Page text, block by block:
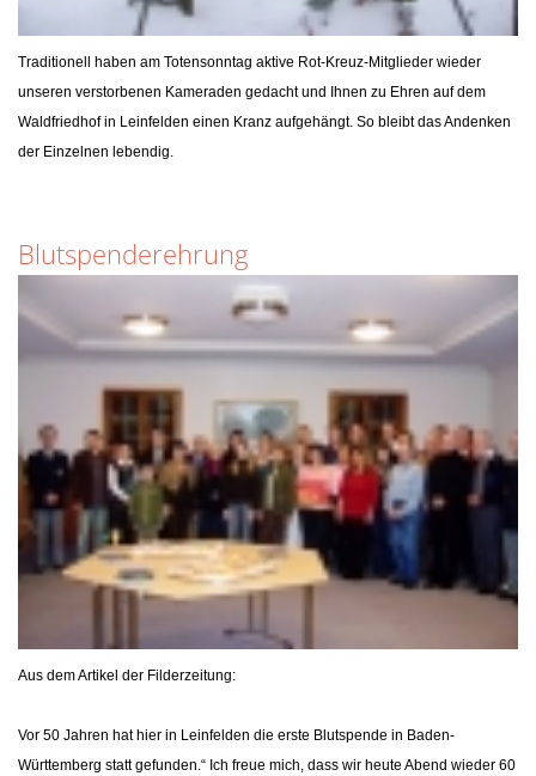
NEWS 2013
NEWS 2012
NEWS 2011
AKTION NACHWUCHS 2009
NEWS 2008
NEWS 2007
NEWS 2006
NEWS 2005
NEWS 2004
EINSÄTZE
TERMINE
ANGEBOTE & KURSE
BLUTSPENDEN
Traditionell haben am Totensonntag aktive Rot-Kreuz-Mitglieder wieder
unseren verstorbenen Kameraden gedacht und Ihnen zu Ehren auf dem
Waldfriedhof in Leinfelden einen Kranz aufgehängt. So bleibt das Andenken
der Einzelnen lebendig.
Blutspenderehrung
Aus dem Artikel der Filderzeitung:
Vor 50 Jahren hat hier in Leinfelden die erste Blutspende in Baden-
Württemberg statt gefunden.“ Ich freue mich, dass wir heute Abend wieder 60